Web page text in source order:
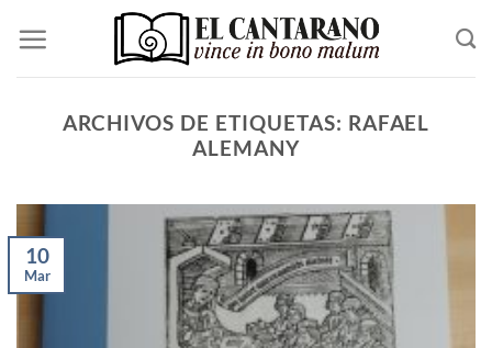
contenido
ARCHIVOS DE ETIQUETAS: RAFAEL
ALEMANY
10
Mar